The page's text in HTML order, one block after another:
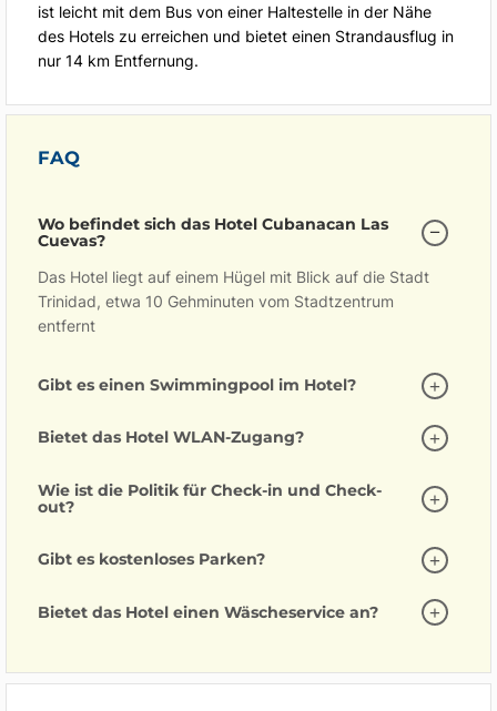
ist leicht mit dem Bus von einer Haltestelle in der Nähe
des Hotels zu erreichen und bietet einen Strandausflug in
nur 14 km Entfernung.
FAQ
Wo befindet sich das Hotel Cubanacan Las
Cuevas?
Das Hotel liegt auf einem Hügel mit Blick auf die Stadt
Trinidad, etwa 10 Gehminuten vom Stadtzentrum
entfernt
Gibt es einen Swimmingpool im Hotel?
Bietet das Hotel WLAN-Zugang?
Wie ist die Politik für Check-in und Check-
out?
Gibt es kostenloses Parken?
Bietet das Hotel einen Wäscheservice an?